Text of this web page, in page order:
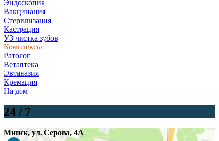
Эндоскопия
Вакцинация
Стерилизация
Кастрация
УЗ чистка зубов
Комплексы
Ратолог
Ветаптека
Эвтаназия
Кремация
На дом
24 / 7
Минск,ул. Серова, 4А